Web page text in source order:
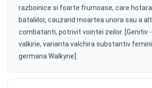
razboinice si foarte frumoase, care
bataliilor, cauzand moartea unora sau a
combatanti, potrivit vointei zeilor. [Genitiv
valkirie, varianta valchira substantiv
germana Walkyrie].